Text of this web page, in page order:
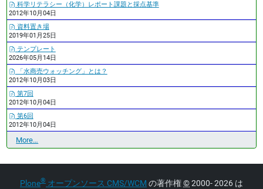
科学リテラシー（化学）レポート課題と採点基準
2012年10月04日
資料置き場
2019年01月25日
テンプレート
2026年05月14日
「水商売ウォッチング」とは？
2012年10月03日
第7回
2012年10月04日
第6回
2012年10月04日
最
近
新
More…
Plone® オープンソース CMS/WCM の著作権©2000- 2026 は